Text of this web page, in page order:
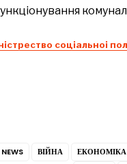
соціальноі
ВІЙНА ЕКОНОМІКА